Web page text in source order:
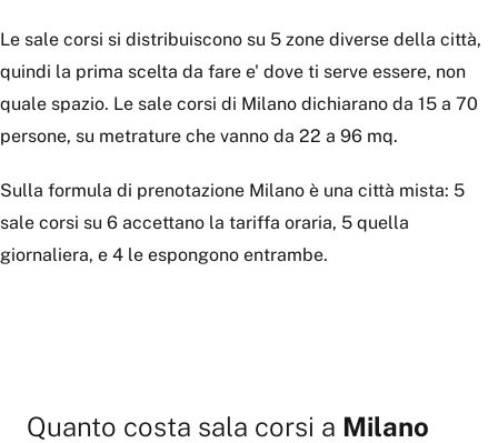
Le sale corsi si distribuiscono su 5 zone diverse della città,
quindi la prima scelta da fare e' dove ti serve essere, non
quale spazio. Le sale corsi di Milano dichiarano da 15 a 70
persone, su metrature che vanno da 22 a 96 mq.
Sulla formula di prenotazione Milano è una città mista: 5
sale corsi su 6 accettano la tariffa oraria, 5 quella
giornaliera, e 4 le espongono entrambe.
Quanto costa sala corsi a Milano